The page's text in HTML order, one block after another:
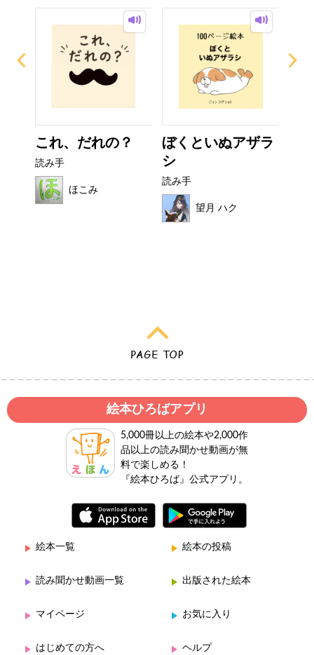
これ、だれの？
読み手
ほこみ
ぼくといぬアザラ
シ
読み手
望月 ハク
絵本ひろばアプリ
5,000冊以上の絵本や2,000作
品以上の読み聞かせ動画が無
料で楽しめる！
『絵本ひろば』公式アプリ。
絵本一覧 絵本の投稿
読み聞かせ動画一覧 出版された絵本
マイページ お気に入り
はじめての方へ ヘルプ